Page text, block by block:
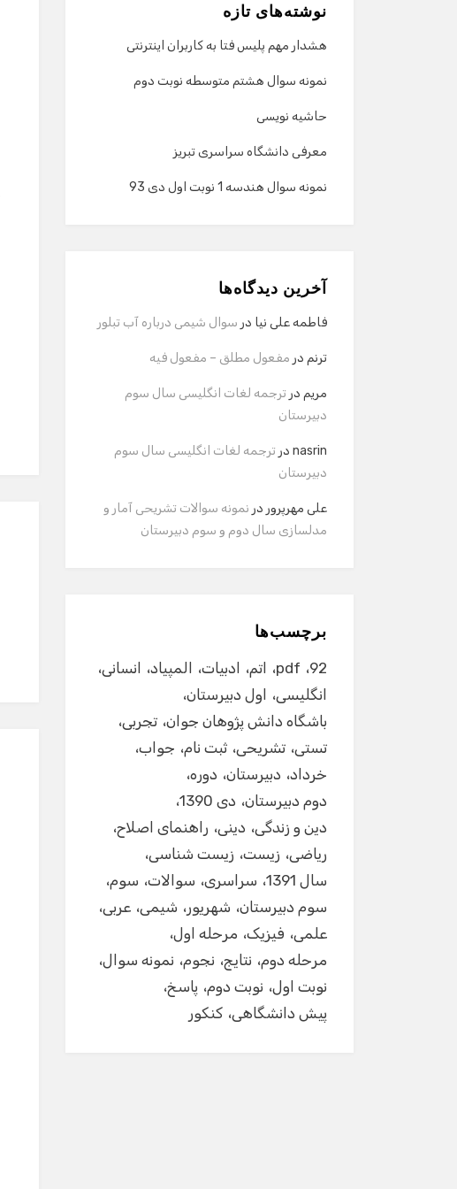
نوشته‌های تازه
هشدار مهم پلیس فتا به کاربران اینترنتی
نمونه سوال هشتم متوسطه نوبت دوم
حاشیه نویسی
معرفی دانشگاه سراسری تبریز
نمونه سوال هندسه 1 نوبت اول دی 93
آخرین دیدگاه‌ها
فاطمه علی نیا در سوال شیمی درباره آب تبلور
ترنم در مفعول مطلق – مفعول فیه
مریم در ترجمه لغات انگلیسی سال سوم
دبیرستان
nasrin در ترجمه لغات انگلیسی سال سوم
دبیرستان
علی مهرپرور در نمونه سوالات تشریحی آمار و
مدلسازی سال دوم و سوم دبیرستان
برچسب‌ها
92
pdf اتم ادبیات المپیاد
انسانی
انگلیسی
اول دبیرستان
باشگاه دانش پژوهان جوان تجربی
تستی تشریحی ثبت نام جواب
خرداد دبیرستان دوره
دوم دبیرستان دی 1390
دین و زندگی دینی راهنمای اصلاح
ریاضی زیست زیست شناسی
سال 1391
سراسری سوالات سوم
سوم دبیرستان شهریور شیمی عربی
علمی فیزیک مرحله اول
مرحله دوم نتایج نجوم نمونه سوال
نوبت اول نوبت دوم پاسخ
پیش دانشگاهی کنکور